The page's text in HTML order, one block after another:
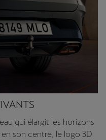
qui élargit les horizons
son centre, le logo 3D